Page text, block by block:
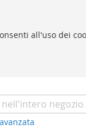
all'uso dei